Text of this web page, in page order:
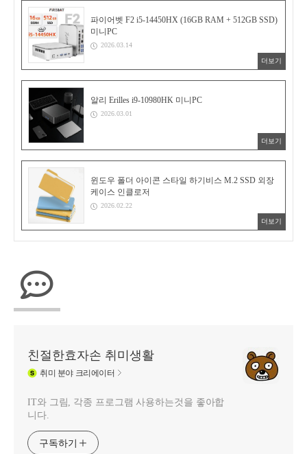
파이어벳 F2 i5-14450HX (16GB RAM + 512GB SSD)
미니PC
2026.03.14
더보기
알리 Erilles i9-10980HK 미니PC
2026.03.01
더보기
윈도우 폴더 아이콘 스타일 하기비스 M.2 SSD 외장
케이스 인클로저
2026.02.22
더보기
친절한효자손 취미생활
취미 분야 크리에이터
IT와 그림, 각종 프로그램 사용하는것을 좋아합
니다.
구독하기